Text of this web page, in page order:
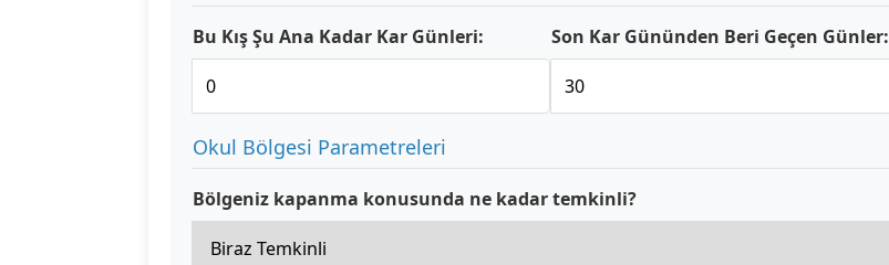
Bu Kış Şu Ana Kadar Kar Günleri: Son Kar Gününden Beri Geçen Günler:
Okul Bölgesi Parametreleri
Bölgeniz kapanma konusunda ne kadar temkinli?